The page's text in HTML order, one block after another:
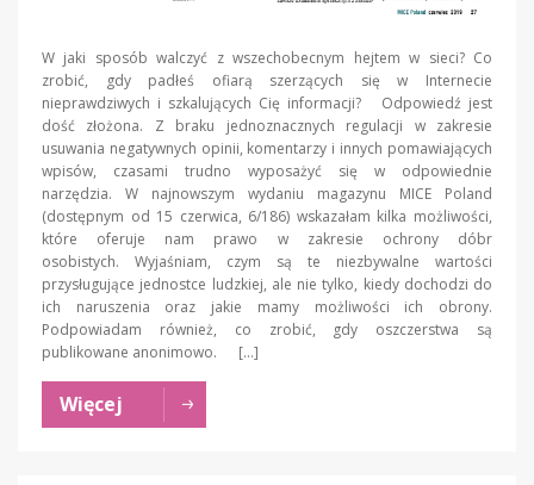
W jaki sposób walczyć z wszechobecnym hejtem w sieci? Co
zrobić, gdy padłeś ofiarą szerzących się w Internecie
nieprawdziwych i szkalujących Cię informacji? Odpowiedź jest
dość złożona. Z braku jednoznacznych regulacji w zakresie
usuwania negatywnych opinii, komentarzy i innych pomawiających
wpisów, czasami trudno wyposażyć się w odpowiednie
narzędzia. W najnowszym wydaniu magazynu MICE Poland
(dostępnym od 15 czerwica, 6/186) wskazałam kilka możliwości,
które oferuje nam prawo w zakresie ochrony dóbr
osobistych. Wyjaśniam, czym są te niezbywalne wartości
przysługujące jednostce ludzkiej, ale nie tylko, kiedy dochodzi do
ich naruszenia oraz jakie mamy możliwości ich obrony.
Podpowiadam również, co zrobić, gdy oszczerstwa są
publikowane anonimowo. […]
Więcej